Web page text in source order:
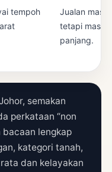
tempoh
Jualan
tetapi masa
panjang.
semakan
perkataan “non
bacaan lengkap
kategori tanah,
dan kelayakan